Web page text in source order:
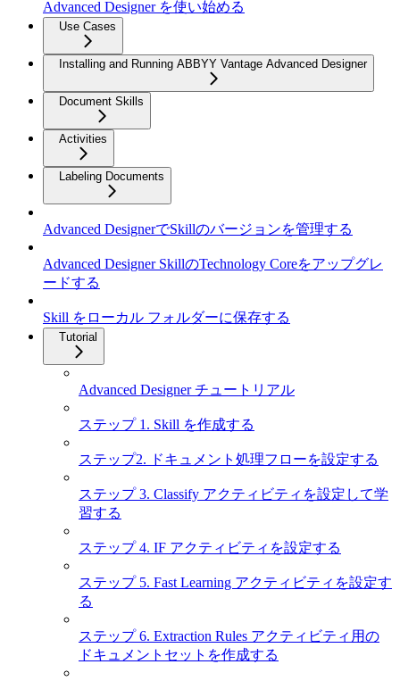
Advanced Designer を使い始める
Use Cases
Installing and Running ABBYY Vantage Advanced Designer
Document Skills
Activities
Labeling Documents
Advanced DesignerでSkillのバージョンを管理する
Advanced Designer SkillのTechnology Coreをアップグレ
ードする
Skill をローカル フォルダーに保存する
Tutorial
Advanced Designer チュートリアル
ステップ 1. Skill を作成する
ステップ2. ドキュメント処理フローを設定する
ステップ 3. Classify アクティビティを設定して学
習する
ステップ 4. IF アクティビティを設定する
ステップ 5. Fast Learning アクティビティを設定す
る
ステップ 6. Extraction Rules アクティビティ用の
ドキュメントセットを作成する